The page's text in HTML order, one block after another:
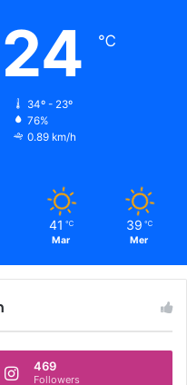
24 ℃
34º - 23º
76%
0.89 km/h
41 ℃
Mar
39 ℃
Mer
469
Followers